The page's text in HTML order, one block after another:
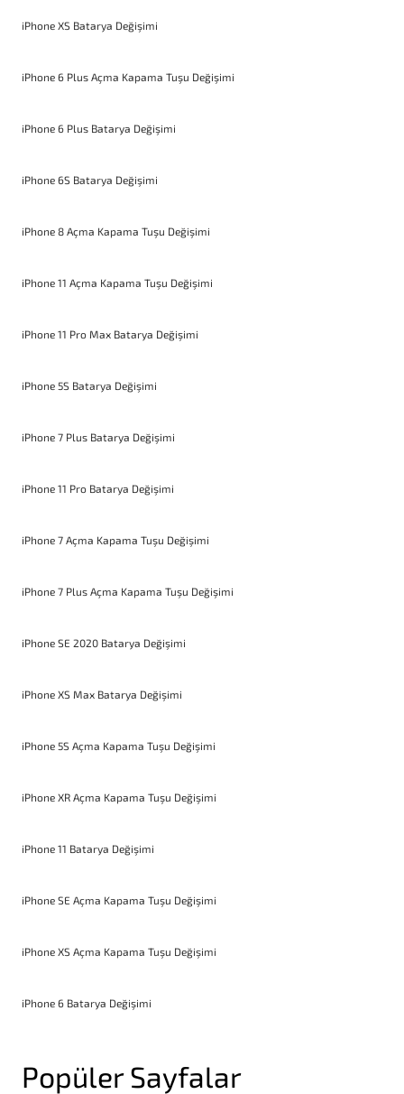
iPhone XS Batarya Değişimi
iPhone 6 Plus Açma Kapama Tuşu Değişimi
iPhone 6 Plus Batarya Değişimi
iPhone 6S Batarya Değişimi
iPhone 8 Açma Kapama Tuşu Değişimi
iPhone 11 Açma Kapama Tuşu Değişimi
iPhone 11 Pro Max Batarya Değişimi
iPhone 5S Batarya Değişimi
iPhone 7 Plus Batarya Değişimi
iPhone 11 Pro Batarya Değişimi
iPhone 7 Açma Kapama Tuşu Değişimi
iPhone 7 Plus Açma Kapama Tuşu Değişimi
iPhone SE 2020 Batarya Değişimi
iPhone XS Max Batarya Değişimi
iPhone 5S Açma Kapama Tuşu Değişimi
iPhone XR Açma Kapama Tuşu Değişimi
iPhone 11 Batarya Değişimi
iPhone SE Açma Kapama Tuşu Değişimi
iPhone XS Açma Kapama Tuşu Değişimi
iPhone 6 Batarya Değişimi
Popüler Sayfalar